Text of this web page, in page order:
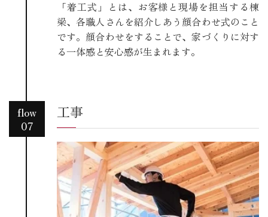
「着工式」とは、お客様と現場を担当する棟
梁、各職人さんを紹介しあう顔合わせ式のこと
です。顔合わせをすることで、家づくりに対す
る一体感と安心感が生まれます。
flow
07
工事